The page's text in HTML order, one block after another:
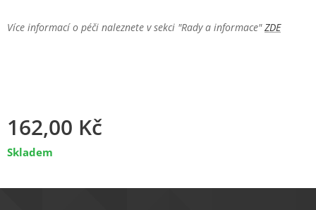
Více informací o péči naleznete v sekci "Rady a informace"ZDE
162,00 Kč
Skladem